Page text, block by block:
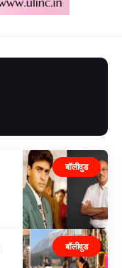
बॉलीवुड
बॉलीवुड